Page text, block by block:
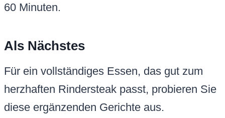
60 Minuten.
Als Nächstes
Für ein vollständiges Essen, das gut zum
herzhaften Rindersteak passt, probieren Sie
diese ergänzenden Gerichte aus.